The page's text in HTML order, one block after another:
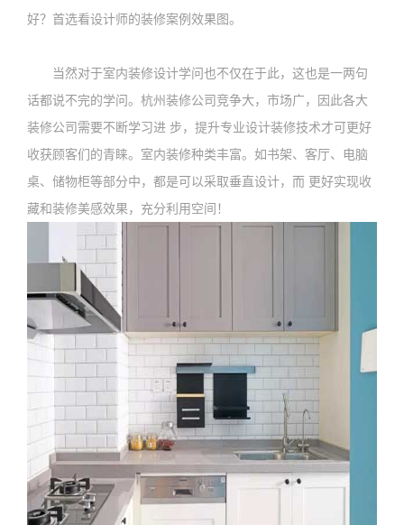
好？首选看设计师的装修案例效果图。
当然对于室内装修设计学问也不仅在于此，这也是一两句
话都说不完的学问。杭州装修公司竞争大，市场广，因此各大
装修公司需要不断学习进 步，提升专业设计装修技术才可更好
收获顾客们的青睐。室内装修种类丰富。如书架、客厅、电脑
桌、储物柜等部分中，都是可以采取垂直设计，而 更好实现收
藏和装修美感效果，充分利用空间！